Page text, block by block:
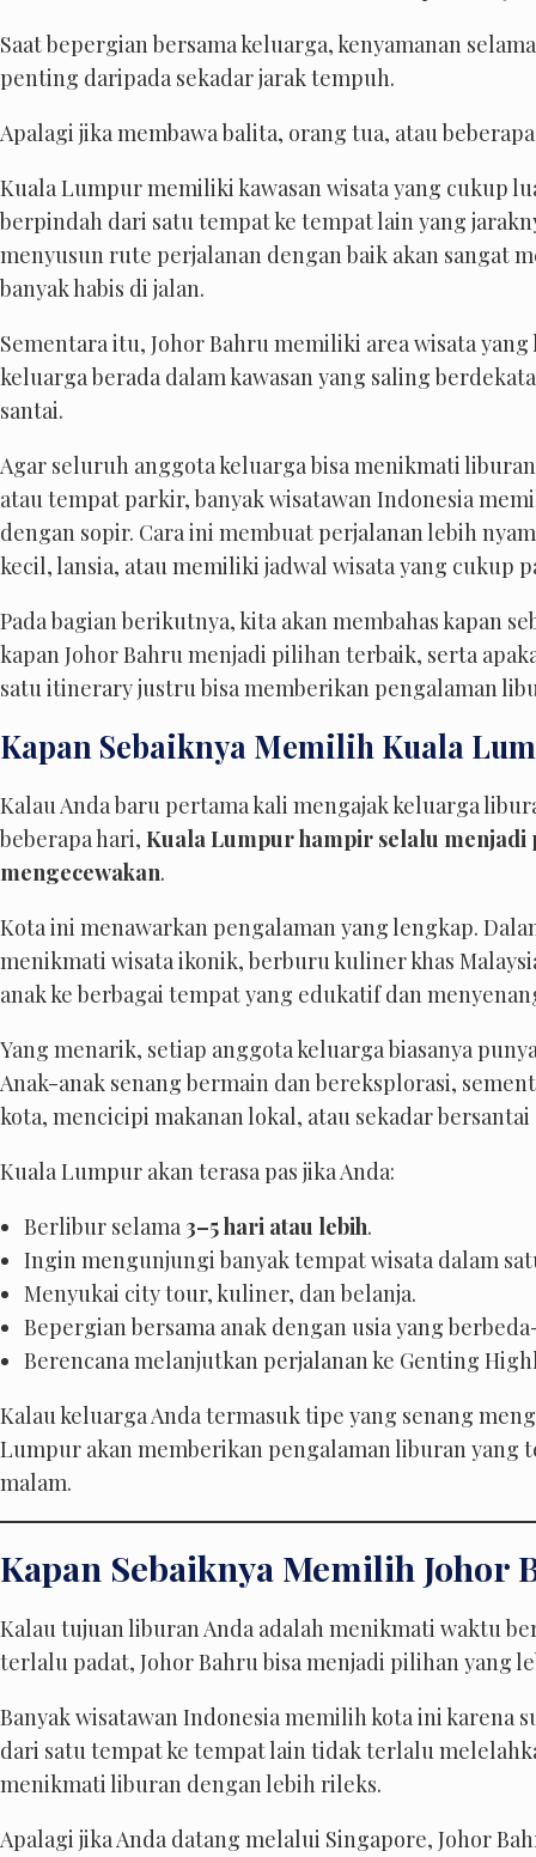
Saat bepergian bersama keluarga, kenyamanan
penting daripada sekadar jarak tempuh.
Apalagi jika membawa balita, orang tua, atau
Kuala Lumpur memiliki kawasan wisata yang cukup
berpindah dari satu tempat ke tempat lain yang
menyusun rute perjalanan dengan baik akan sangat
banyak habis di jalan.
Sementara itu, Johor Bahru memiliki area wisata
keluarga berada dalam kawasan yang saling
santai.
Agar seluruh anggota keluarga bisa menikmati
atau tempat parkir, banyak wisatawan Indonesia
dengan sopir. Cara ini membuat perjalanan lebih
kecil, lansia, atau memiliki jadwal wisata yang cukup
Pada bagian berikutnya, kita akan membahas kapan
kapan Johor Bahru menjadi pilihan terbaik, serta
satu itinerary justru bisa memberikan pengalaman
Kapan Sebaiknya Memilih Kuala
Kalau Anda baru pertama kali mengajak keluarga
beberapa hari, Kuala Lumpur hampir selalu menjadi
mengecewakan.
Kota ini menawarkan pengalaman yang lengkap.
menikmati wisata ikonik, berburu kuliner khas
anak ke berbagai tempat yang edukatif dan
Yang menarik, setiap anggota keluarga biasanya
Anak-anak senang bermain dan bereksplorasi,
kota, mencicipi makanan lokal, atau sekadar
Kuala Lumpur akan terasa pas jika Anda:
Berlibur selama 3–5 hari atau lebih.
Ingin mengunjungi banyak tempat wisata dalam
Menyukai city tour, kuliner, dan belanja.
Bepergian bersama anak dengan usia yang
Berencana melanjutkan perjalanan ke Genting
Kalau keluarga Anda termasuk tipe yang senang
Lumpur akan memberikan pengalaman liburan yang
malam.
Kapan Sebaiknya Memilih Johor
Kalau tujuan liburan Anda adalah menikmati waktu
terlalu padat, Johor Bahru bisa menjadi pilihan yang
Banyak wisatawan Indonesia memilih kota ini karena
dari satu tempat ke tempat lain tidak terlalu
menikmati liburan dengan lebih rileks.
Apalagi jika Anda datang melalui Singapore, Johor